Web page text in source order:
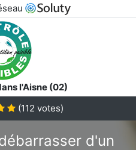
l'Aisne (02)
(112 votes)
d'un